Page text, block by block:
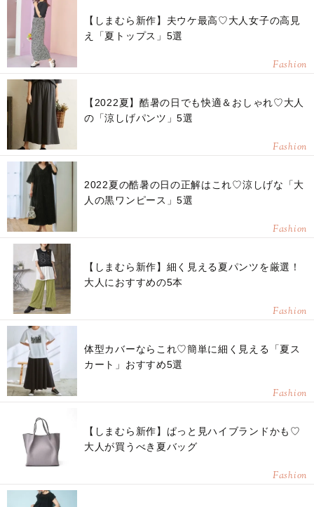
【しまむら新作】夫ウケ最高♡大人女子の高見
え「夏トップス」5選
Fashion
【2022夏】酷暑の日でも快適＆おしゃれ♡大人
の「涼しげパンツ」5選
Fashion
2022夏の酷暑の日の正解はこれ♡涼しげな「大
人の黒ワンピース」5選
Fashion
【しまむら新作】細く見える夏パンツを厳選！
大人におすすめの5本
Fashion
体型カバーならこれ♡簡単に細く見える「夏ス
カート」おすすめ5選
Fashion
【しまむら新作】ぱっと見ハイブランドかも♡
大人が買うべき夏バッグ
Fashion